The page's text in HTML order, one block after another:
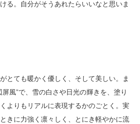
る。自分がそうあれたらいいなと思いま
とても暖かく優しく、そして美しい。ま
風”で、雪の白さや日光の輝きを、塗り
よりもリアルに表現するかのごとく。 実
きに力強く凛々しく、とにき軽やかに流